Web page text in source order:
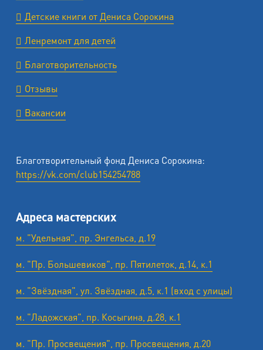
Детские книги от Дениса Сорокина
Ленремонт для детей
Благотворительность
Отзывы
Вакансии
Благотворительный фонд Дениса Сорокина:
https://vk.com/club154254788
Адреса мастерских
м. "Удельная", пр. Энгельса, д.19
м. "Пр. Большевиков", пр. Пятилеток, д.14, к.1
м. "Звёздная", ул. Звёздная, д.5, к.1 (вход с улицы)
м. "Ладожская", пр. Косыгина, д.28, к.1
м. "Пр. Просвещения", пр. Просвещения, д.20